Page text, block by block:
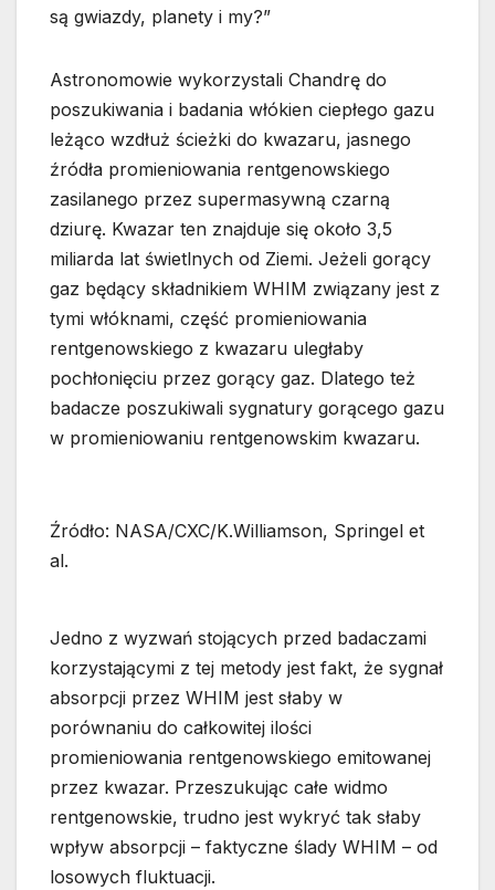
są gwiazdy, planety i my?”
Astronomowie wykorzystali Chandrę do
poszukiwania i badania włókien ciepłego gazu
leżąco wzdłuż ścieżki do kwazaru, jasnego
źródła promieniowania rentgenowskiego
zasilanego przez supermasywną czarną
dziurę. Kwazar ten znajduje się około 3,5
miliarda lat świetlnych od Ziemi. Jeżeli gorący
gaz będący składnikiem WHIM związany jest z
tymi włóknami, część promieniowania
rentgenowskiego z kwazaru uległaby
pochłonięciu przez gorący gaz. Dlatego też
badacze poszukiwali sygnatury gorącego gazu
w promieniowaniu rentgenowskim kwazaru.
Źródło: NASA/CXC/K.Williamson, Springel et
al.
Jedno z wyzwań stojących przed badaczami
korzystającymi z tej metody jest fakt, że sygnał
absorpcji przez WHIM jest słaby w
porównaniu do całkowitej ilości
promieniowania rentgenowskiego emitowanej
przez kwazar. Przeszukując całe widmo
rentgenowskie, trudno jest wykryć tak słaby
wpływ absorpcji – faktyczne ślady WHIM – od
losowych fluktuacji.